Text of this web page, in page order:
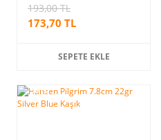
173,70 TL
193,00 TL
SEPETE EKLE
%10